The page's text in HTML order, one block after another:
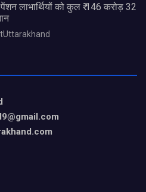
लाभार्थियों को कुल ₹ 146 करोड़ 32
@gmail.com